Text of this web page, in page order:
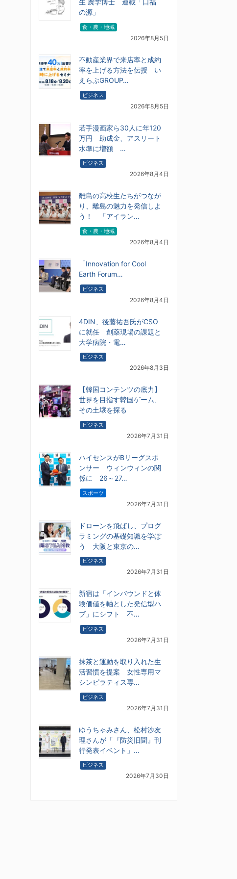
生 農学博士 連載「口福
の源」
食・農・地域
2026年8月5日
不動産業界で来店率と成約
率を上げる方法を伝授 い
えらぶGROUP…
ビジネス
2026年8月5日
若手漫画家ら30人に年120
万円 助成金、アスリート
水準に増額 …
ビジネス
2026年8月4日
離島の高校生たちがつなが
り、離島の魅力を発信しよ
う！ 「アイラン…
食・農・地域
2026年8月4日
「Innovation for Cool
Earth Forum…
ビジネス
2026年8月4日
4DIN、後藤祐吾氏がCSO
に就任 創薬現場の課題と
大学病院・電…
ビジネス
2026年8月3日
【韓国コンテンツの底力】
世界を目指す韓国ゲーム、
その土壌を探る
ビジネス
2026年7月31日
ハイセンスがBリーグスポ
ンサー ウィンウィンの関
係に 26～27…
スポーツ
2026年7月31日
ドローンを飛ばし、プログ
ラミングの基礎知識を学ぼ
う 大阪と東京の…
ビジネス
2026年7月31日
新宿は「インバウンドと体
験価値を軸とした発信型ハ
ブ」にシフト 不…
ビジネス
2026年7月31日
抹茶と運動を取り入れた生
活習慣を提案 女性専用マ
シンピラティス専…
ビジネス
2026年7月31日
ゆうちゃみさん、松村沙友
理さんが「『防災旧聞』刊
行発表イベント」…
ビジネス
2026年7月30日